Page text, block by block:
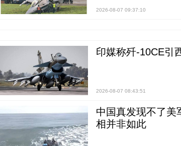
2026-08-07 09:37:10
印媒称歼-10CE引
2026-08-07 08:43:51
中国真发现不了美
相并非如此